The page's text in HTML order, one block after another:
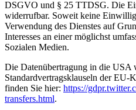
DSGVO und § 25 TTDSG. Die
widerrufbar. Soweit keine
Verwendung des Dienstes auf
Interesses an einer möglichst
Sozialen Medien.
Die Datenübertragung in die USA
Standardvertragsklauseln der EU-
finden Sie hier: https://
transfers.html.